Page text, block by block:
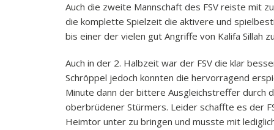
Auch die zweite Mannschaft des FSV reiste mit
die komplette Spielzeit die aktivere und
bis einer der vielen gut Angriffe von Kalifa Sillah
Auch in der 2. Halbzeit war der FSV die klar
Schröppel jedoch konnten die hervorragend
Minute dann der bittere Ausgleichstreffer durch
oberbrüdener Stürmers. Leider schaffte es der
Heimtor unter zu bringen und musste mit